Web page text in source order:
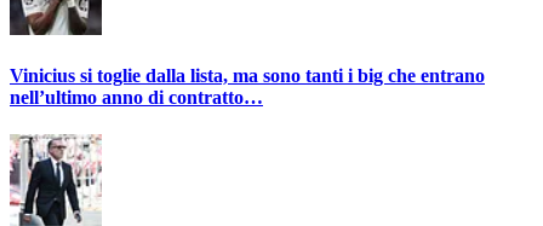
Vinicius si toglie dalla lista, ma sono tanti i big che entrano
nell’ultimo anno di contratto…